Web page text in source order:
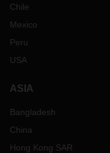
Chile
Mexico
Peru
USA
ASIA
Bangladesh
China
Hong Kong SAR